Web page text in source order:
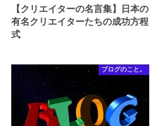
【クリエイターの名言集】日本の
有名クリエイターたちの成功方程
式
ブログのこと。